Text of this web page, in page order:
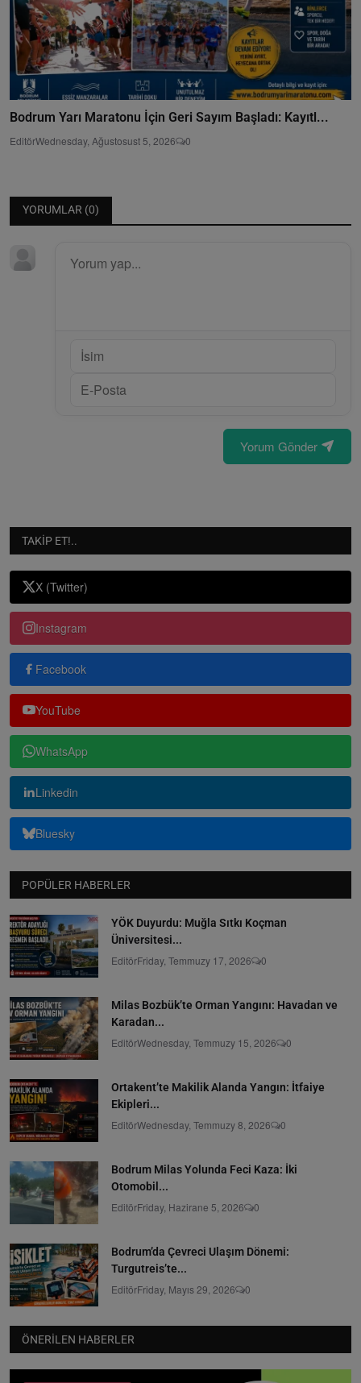
Bodrum Yarı Maratonu İçin Geri Sayım Başladı: Kayıtl...
EditörWednesday, Ağustosust 5, 2026 0
YORUMLAR (0)
Yorum Gönder
TAKIP ET!..
X (Twitter)
Instagram
Facebook
YouTube
WhatsApp
Linkedin
Bluesky
POPÜLER HABERLER
YÖK Duyurdu: Muğla Sıtkı Koçman
Üniversitesi...
EditörFriday, Temmuzy 17, 2026 0
Milas Bozbük’te Orman Yangını: Havadan ve
Karadan...
EditörWednesday, Temmuzy 15, 2026 0
Ortakent’te Makilik Alanda Yangın: İtfaiye
Ekipleri...
EditörWednesday, Temmuzy 8, 2026 0
Bodrum Milas Yolunda Feci Kaza: İki
Otomobil...
EditörFriday, Hazirane 5, 2026 0
Bodrum’da Çevreci Ulaşım Dönemi:
Turgutreis’te...
EditörFriday, Mayıs 29, 2026 0
ÖNERILEN HABERLER